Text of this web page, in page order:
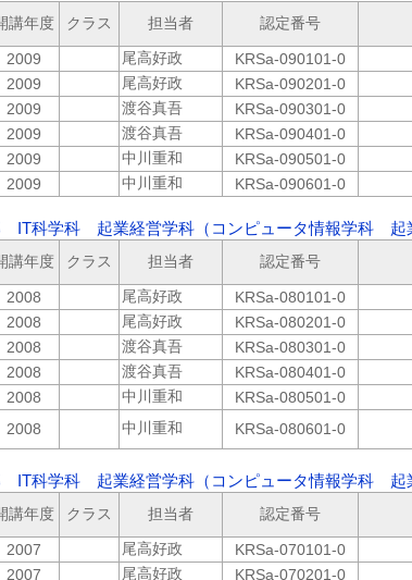
講年度 クラス 担当者 認定番号
2009 尾高好政
KRSa-090101-0
2009 尾高好政
KRSa-090201-0
2009 渡谷真吾
KRSa-090301-0
2009 渡谷真吾
KRSa-090401-0
2009 中川重和
KRSa-090501-0
2009 中川重和 KRSa-090601-0
IT科学科 起業経営学科（コンピュータ情報学科
講年度 クラス 担当者 認定番号
2008 尾高好政
KRSa-080101-0
2008 尾高好政
KRSa-080201-0
2008 渡谷真吾
KRSa-080301-0
2008 渡谷真吾
KRSa-080401-0
2008 中川重和
KRSa-080501-0
2008 中川重和 KRSa-080601-0
IT科学科 起業経営学科（コンピュータ情報学科
講年度 クラス 担当者 認定番号
2007 尾高好政
KRSa-070101-0
2007 尾高好政 KRSa-070201-0